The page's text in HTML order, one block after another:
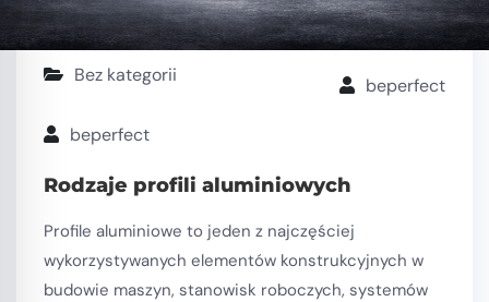
Bez kategorii beperfect
beperfect
Rodzaje profili aluminiowych
Profile aluminiowe to jeden z najczęściej
wykorzystywanych elementów konstrukcyjnych w
budowie maszyn, stanowisk roboczych, systemów